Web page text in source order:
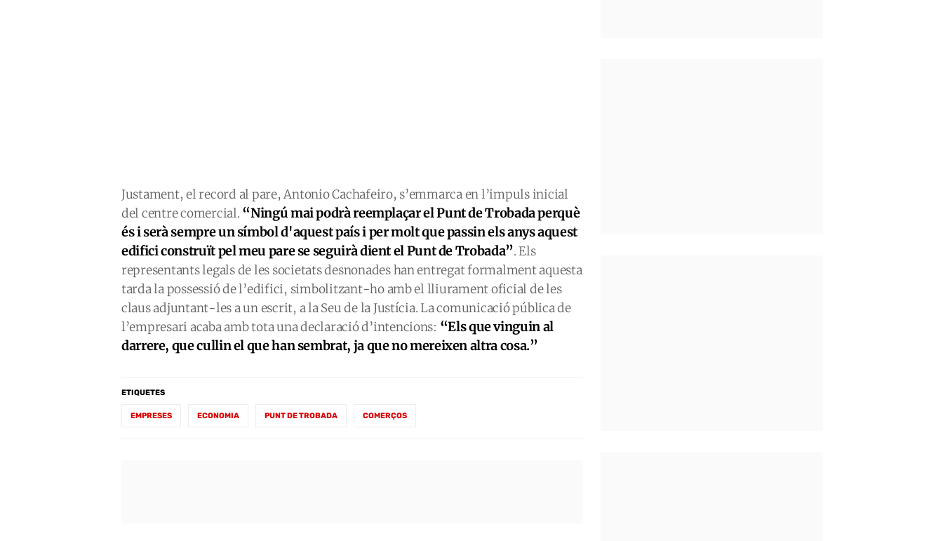
Justament, el record al pare, Antonio Cachafeiro, s’emmarca en l’impuls inicial
del centre comercial. “Ningú mai podrà reemplaçar el Punt de Trobada perquè
és i serà sempre un símbol d'aquest país i per molt que passin els anys aquest
edifici construït pel meu pare se seguirà dient el Punt de Trobada”. Els
representants legals de les societats desnonades han entregat formalment aquesta
tarda la possessió de l’edifici, simbolitzant-ho amb el lliurament oficial de les
claus adjuntant-les a un escrit, a la Seu de la Justícia. La comunicació pública de
l’empresari acaba amb tota una declaració d’intencions: “Els que vinguin al
darrere, que cullin el que han sembrat, ja que no mereixen altra cosa.”
ETIQUETES
EMPRESES ECONOMIA PUNT DE TROBADA COMERÇOS